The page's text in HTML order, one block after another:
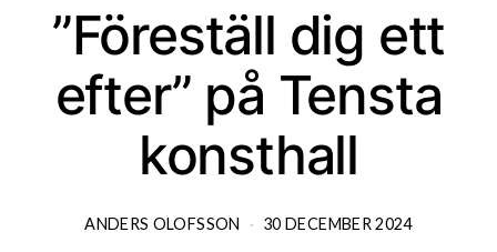
”Föreställ dig ett
efter” på Tensta
konsthall
ANDERS OLOFSSON 30 DECEMBER 2024